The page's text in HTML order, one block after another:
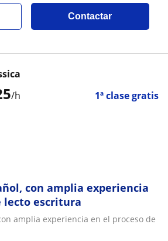
Contactar
/h 1ª clase gratis
con amplia experiencia
lecto escritura
amplia experiencia en el proceso de